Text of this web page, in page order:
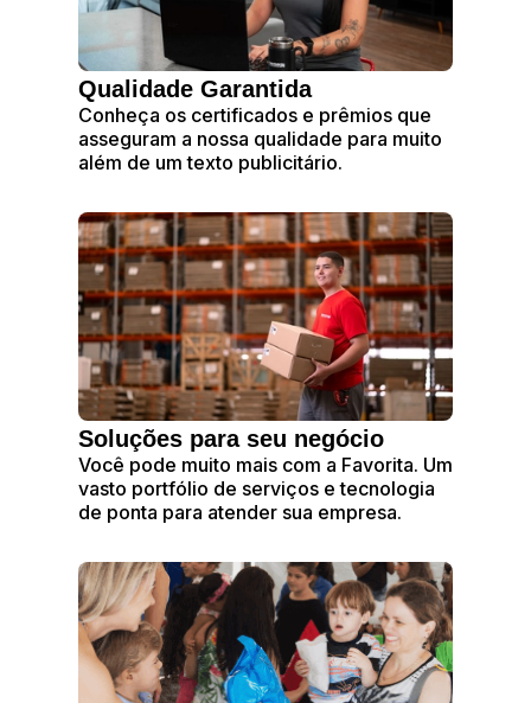
Qualidade Garantida
Conheça os certificados e prêmios que
asseguram a nossa qualidade para muito
além de um texto publicitário.
Soluções para seu negócio
Você pode muito mais com a Favorita. Um
vasto portfólio de serviços e tecnologia
de ponta para atender sua empresa.